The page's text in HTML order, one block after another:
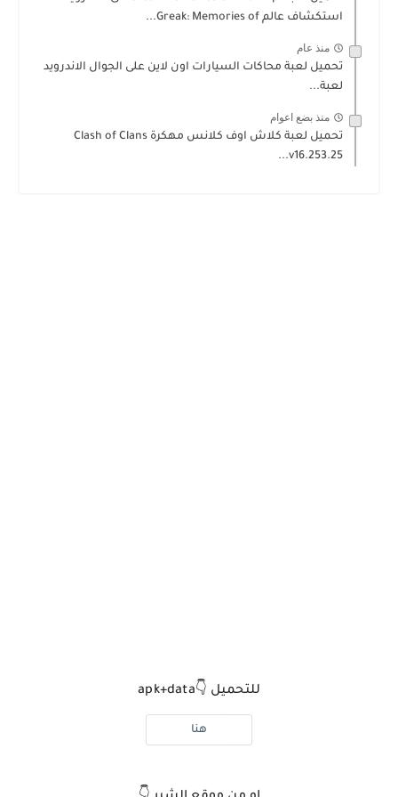
استكشاف عالم Greak: Memories of...
منذ عام
تحميل لعبة محاكات السيارات اون لاين على الجوال الاندرويد
لعبة...
منذ بضع اعوام
تحميل لعبة كلاش اوف كلانس مهكرة Clash of Clans
v16.253.25...
للتحميل 👇apk+data
هنا